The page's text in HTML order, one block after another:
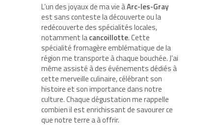
L’un des joyaux de ma vie àArc-les-Gray
est sans conteste la découverte ou la
redécouverte des spécialités locales,
notamment lacancoillotte. Cette
spécialité fromagère emblématique de la
région me transporte à chaque bouchée. J’ai
même assisté à des événements dédiés à
cette merveille culinaire, célébrant son
histoire et son importance dans notre
culture. Chaque dégustation me rappelle
combien il est enrichissant de savourer ce
que notre terre a à offrir.